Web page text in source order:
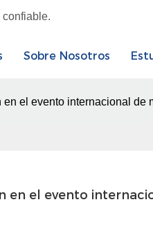
Sobre Nosotros
el evento internacional de
en el evento